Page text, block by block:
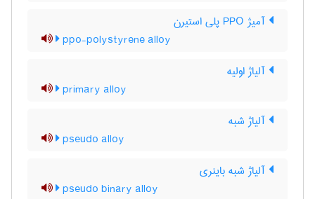
آمیژ PPO پلی استیرن
ppo-polystyrene alloy
آلیاژ اولیه
primary alloy
آلیاژ شبه
pseudo alloy
آلیاژ شبه باینری
pseudo binary alloy